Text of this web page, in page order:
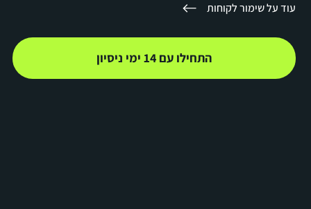
התחילו עם 14 ימי ניסיון
עוד על שימור לקוחות